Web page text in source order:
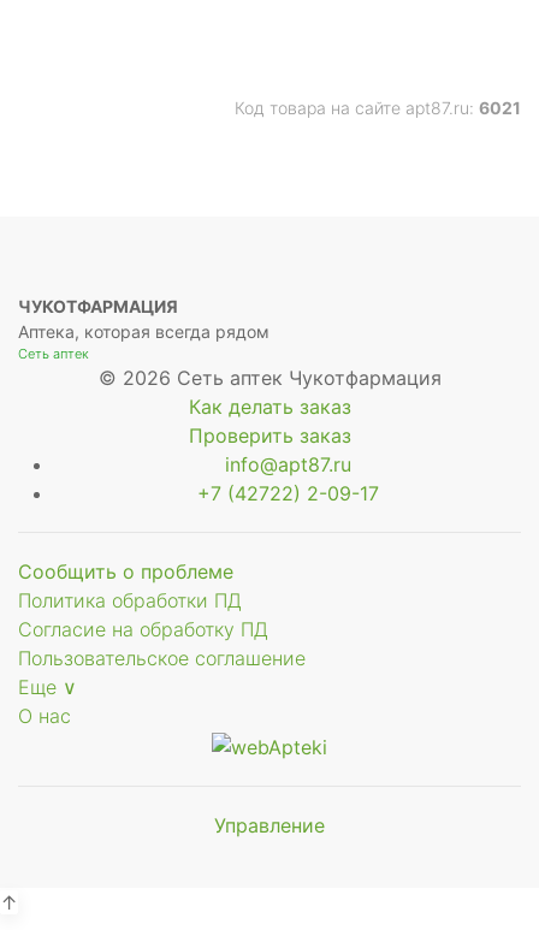
Код товара на сайте apt87.ru: 6021
ЧУКОТФАРМАЦИЯ
Аптека, которая всегда рядом
Сеть аптек
© 2026 Сеть аптек Чукотфармация
Как делать заказ
Проверить заказ
info@apt87.ru
+7 (42722) 2-09-17
Сообщить о проблеме
Политика обработки ПД
Согласие на обработку ПД
Пользовательское соглашение
Еще ∨
О нас
Управление
↑
Мы будем